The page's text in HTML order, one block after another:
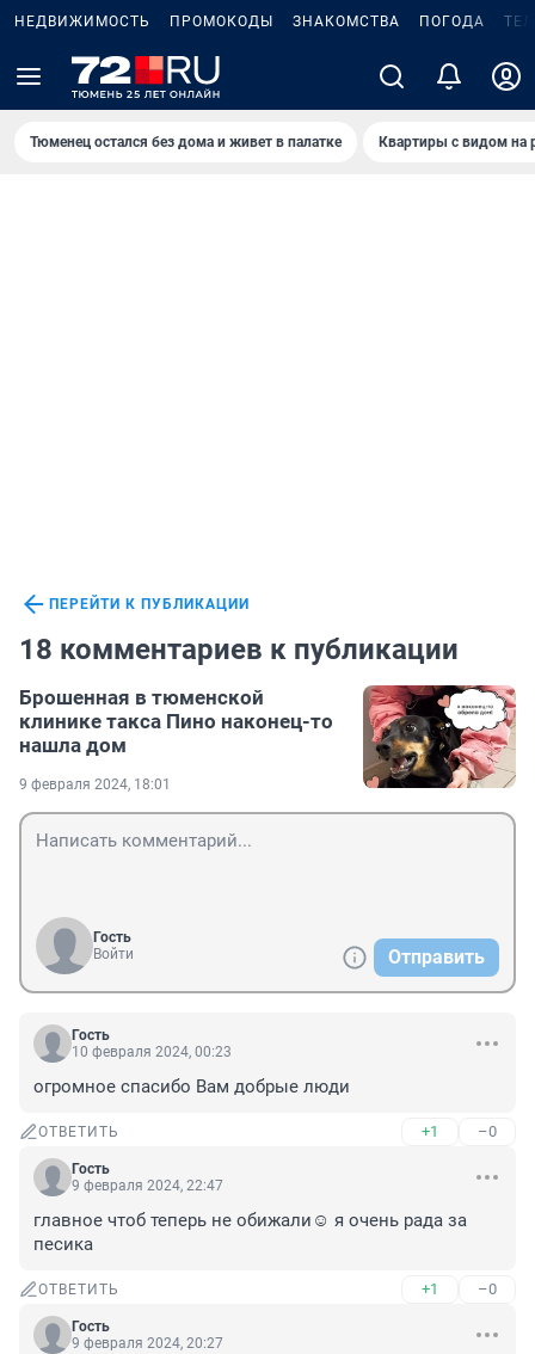
НЕДВИЖИМОСТЬ ПРОМОКОДЫ ЗНАКОМСТВА ПОГОДА
Тюменец остался без дома и живет в палатке Квартиры с видом на
ПЕРЕЙТИ К ПУБЛИКАЦИИ
18 комментариев к публикации
Брошенная в тюменской
клинике такса Пино наконец-то
нашла дом
9 февраля 2024, 18:01
Гость
Войти
Отправить
Гость
10 февраля 2024, 00:23
огромное спасибо Вам добрые люди
ОТВЕТИТЬ +1 –0
Гость
9 февраля 2024, 22:47
главное чтоб теперь не обижали☺️ я очень рада за
песика
ОТВЕТИТЬ +1 –0
Гость
9 февраля 2024, 20:27